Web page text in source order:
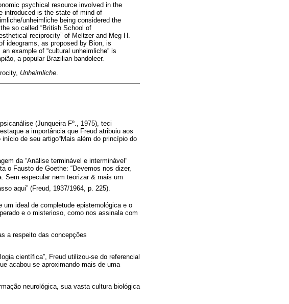
psychical resource involved in the
introduced is the state of mind of
unheimliche being considered the
so called “British School of
reciprocity” of Meltzer and Meg H.
ideograms, as proposed by Bion, is
example of “cultural unheimliche” is
a popular Brazilian bandoleer.
Unheimliche
(Junqueira Fº., 1975), teci
a importância que Freud atribuiu aos
de seu artigo“Mais além do princípio do
da “Análise terminável e interminável”
o Fausto de Goethe: “Devemos nos dizer,
especular nem teorizar & mais um
aqui” (Freud, 1937/1964, p. 225).
um ideal de completude epistemológica e o
e o misterioso, como nos assinala com
a respeito das concepções
científica”, Freud utilizou-se do referencial
acabou se aproximando mais de uma
neurológica, sua vasta cultura biológica